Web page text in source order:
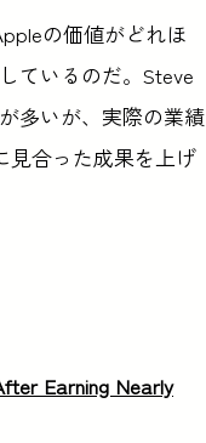
の価値がどれほ
ているのだ。Steve
多いが、実際の業績
見合った成果を上げ
Earning Nearly